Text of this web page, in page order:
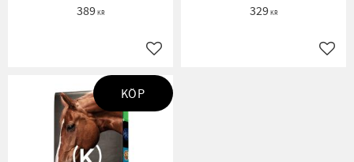
389KR
Lägg till i favoriter
329KR
KÖP